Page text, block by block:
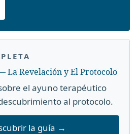
La Revelación y El Protocolo
el ayuno terapéutico
al protocolo.
la guía →